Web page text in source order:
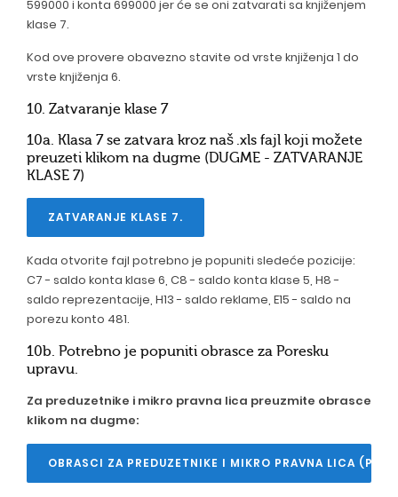
599000 i konta 699000 jer će se oni zatvarati sa knjiženjem
klase 7.
Kod ove provere obavezno stavite od vrste knjiženja 1 do
vrste knjiženja 6.
10. Zatvaranje klase 7
10a. Klasa 7 se zatvara kroz naš .xls fajl koji možete
preuzeti klikom na dugme (DUGME - ZATVARANJE
KLASE 7)
ZATVARANJE KLASE 7.
Kada otvorite fajl potrebno je popuniti sledeće pozicije:
C7 - saldo konta klase 6, C8 - saldo konta klase 5, H8 -
saldo reprezentacije, H13 - saldo reklame, E15 - saldo na
porezu konto 481.
10b. Potrebno je popuniti obrasce za Poresku
upravu.
Za preduzetnike i mikro pravna lica preuzmite obrasce
klikom na dugme:
OBRASCI ZA PREDUZETNIKE I MIKRO PRAVNA LICA